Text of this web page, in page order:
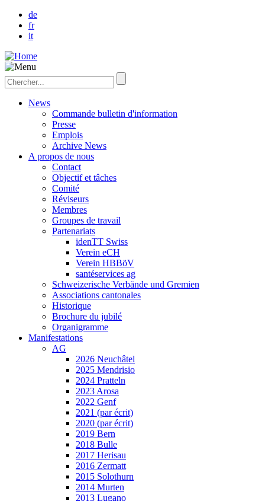
de
fr
it
News
Commande bulletin d'information
Presse
Emplois
Archive News
A propos de nous
Contact
Objectif et tâches
Comité
Réviseurs
Membres
Groupes de travail
Partenariats
idenTT Swiss
Verein eCH
Verein HBBöV
santéservices ag
Schweizerische Verbände und Gremien
Associations cantonales
Historique
Brochure du jubilé
Organigramme
Manifestations
AG
2026 Neuchâtel
2025 Mendrisio
2024 Pratteln
2023 Arosa
2022 Genf
2021 (par écrit)
2020 (par écrit)
2019 Bern
2018 Bulle
2017 Herisau
2016 Zermatt
2015 Solothurn
2014 Murten
2013 Lugano